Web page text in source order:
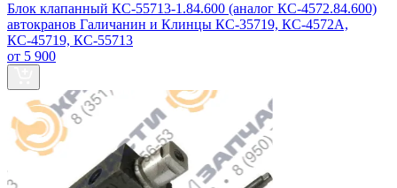
Блок клапанный КС-55713-1.84.600 (аналог КС-4572.84.600)
автокранов Галичанин и Клинцы КС-35719, КС-4572А,
КС-45719, КС-55713
от 5 900